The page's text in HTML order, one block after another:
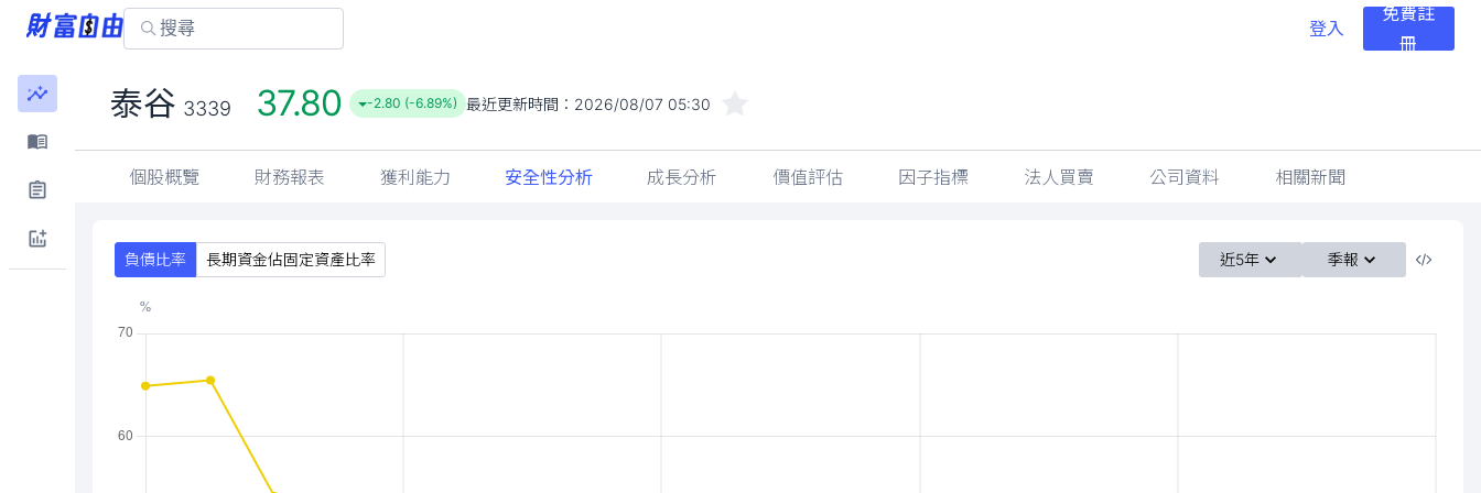
登入
免費註
冊
泰谷 3339 37.80 -2.80 (-6.89%) 最近更新時間： 2026/08/07 05:30
個股概覽 財務報表 獲利能力 安全性分析 成長分析 價值評估 因子指標 法人買賣 公司資料 相關新聞
負債比率 長期資金佔固定資產比率 近5年 季報